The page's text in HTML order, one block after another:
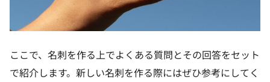
ここで、名刺を作る上でよくある質問とその回答をセット
で紹介します。新しい名刺を作る際にはぜひ参考にしてく